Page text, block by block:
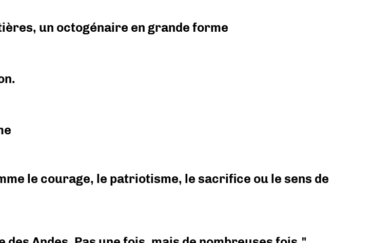
un octogénaire en grande forme
le courage, le patriotisme, le sacrifice ou le sens de